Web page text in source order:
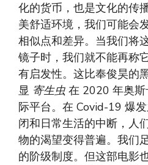
化的货币，也是文化的传
美舒适环境，我们可能会
相似点和差异。当我们将
镜子时，我们就不能再称
有启发性。这比奉俊昊的
显 寄生虫 在 2020 年奥
际平台。在 Covid-19 爆
闭和日常生活的中断，人
物的渴望变得普遍。我们
的阶级制度。但这部电影